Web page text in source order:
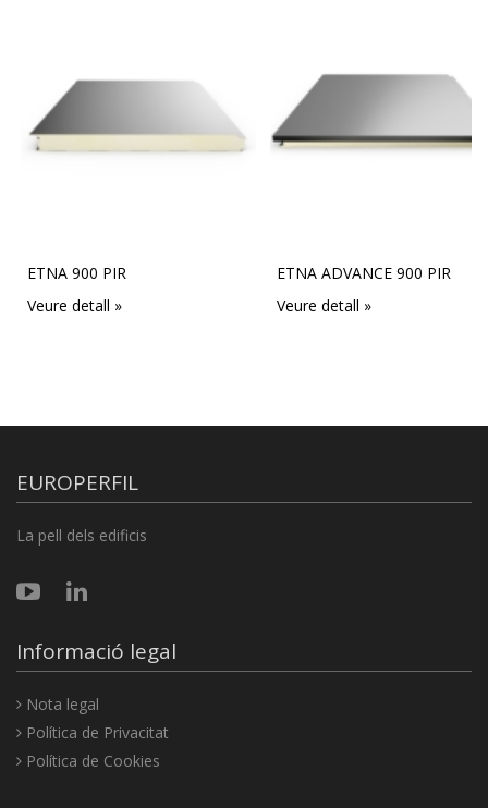
ETNA 900 PIR
Veure detall »
ETNA ADVANCE 900 PIR
Veure detall »
EUROPERFIL
La pell dels edificis
Informació legal
Nota legal
Política de Privacitat
Política de Cookies